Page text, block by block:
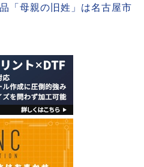
「母親の旧姓」は名古屋市